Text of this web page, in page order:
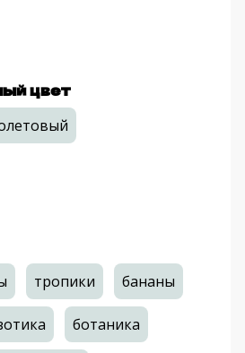
цвет
тропики бананы
ботаника